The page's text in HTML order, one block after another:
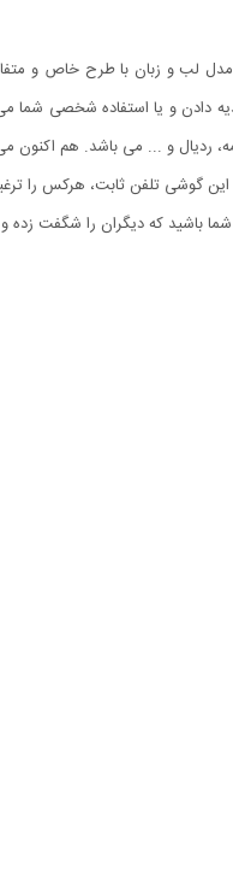
مدل لب و زبان با طرح خاص و
دادن و یا استفاده شخصی
می باشد. هم اکنون می توانید این تلفن را با قیمت
گوشی تلفن ثابت، هرکس را
شما باشید که دیگران را شگفت